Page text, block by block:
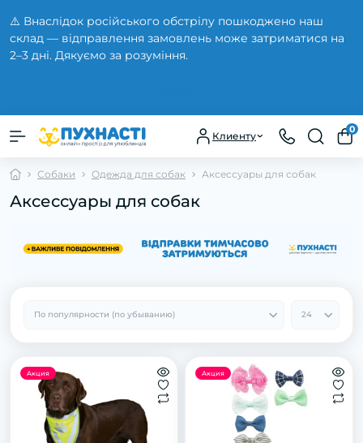
⚠️ Внаслідок російського обстрілу пошкоджено наш
склад — відправлення замовлень може затриматися на
2–3 дні. Дякуємо за розуміння.
Клиенту
0
Собаки Одежда для собак Аксессуары для собак
Аксессуары для собак
Акция Акция